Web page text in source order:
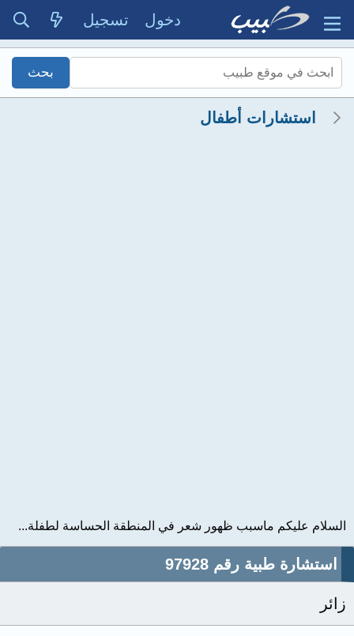
دخول تسجيل
استشارات أطفال
السلام عليكم ماسبب ظهور شعر في المنطقة الحساسة لطفلة...
استشارة طبية رقم 97928
زائر